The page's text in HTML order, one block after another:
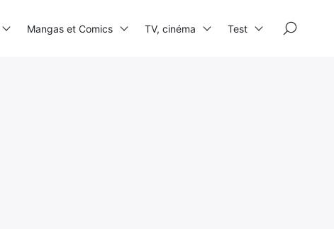
Mangas et Comics TV, cinéma Test